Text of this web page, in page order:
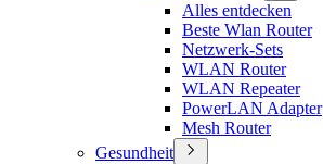
Alles entdecken
Beste Wlan Router
Netzwerk-Sets
WLAN Router
WLAN Repeater
PowerLAN Adapter
Mesh Router
Gesundheit